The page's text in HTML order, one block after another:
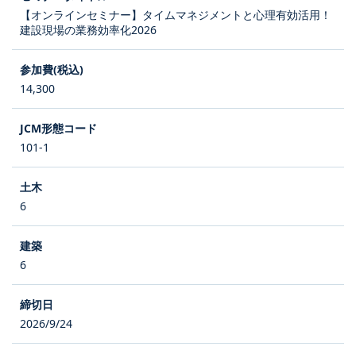
【オンラインセミナー】タイムマネジメントと心理有効活用！
建設現場の業務効率化2026
14,300
101-1
6
6
2026/9/24